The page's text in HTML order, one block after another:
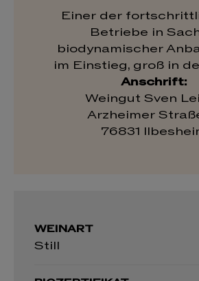
WEINART
Still
Einer der
Betriebe in
biodynamischer
im Einstieg, groß in
Anschrift:
Weingut Sven
Arzheimer
76831